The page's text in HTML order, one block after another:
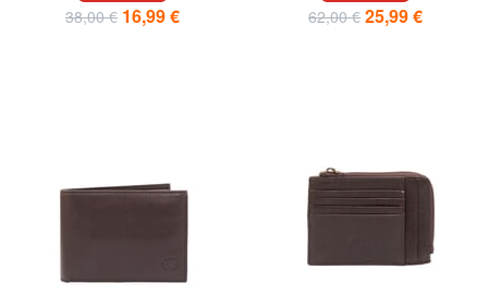
38,00 € 16,99 € 62,00 € 25,99 €